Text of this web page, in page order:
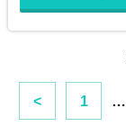
< 1 …